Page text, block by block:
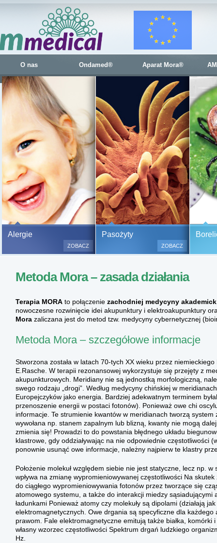
O nas Ondamed® Aparat Mora®
Alergie
Bezbolesne testy alergiczne
500 alergenów oraz zabiegi
odczulające.
(bez nakłuwania i nacinania,
ZOBACZ
Pasożyty
ZOBACZ
Metoda Mora – zasada działania
Terapia MORA to połączenie zachodniej medycyny
nowoczesne rozwinięcie idei akupunktury i elektroakupunktury
Mora zaliczana jest do metod tzw. medycyny cybernetycznej
Metoda Mora – szczegółowe informacje
Stworzona została w latach 70-tych XX wieku przez
E.Rasche. W terapii rezonansowej wykorzystuje się przejęty z
akupunkturowych. Meridiany nie są jednostką morfologiczną,
swego rodzaju „drogi”. Według medycyny chińskiej w
Europejczyków jako energia. Bardziej adekwatnym terminem
przenoszenie energii w postaci fotonów). Ponieważ owe chi
informacje. Te strumienie kwantów w meridianach tworzą
wywołana np. stanem zapalnym lub blizną, kwanty nie mogą
zmienia się! Prowadzi to do powstania błędnego układu
klastrowe, gdy oddziaływając na nie odpowiednie częstotliwości
ponownie usunąć owe informacje, należny najpierw te klastry
Położenie molekuł względem siebie nie jest statyczne, lecz np.
wpływa na zmianę wypromieniowywanej częstotliwości Na
do ciągłego wypromieniowywania fotonów przez tworzące się
atomowego systemu, a także do interakcji miedzy sąsiadującymi
ładunkami Ponieważ atomy czy molekuły są dipolami (działają
elektromagnetycznych. Owe drgania są specyficzne dla każdego
prawom. Fale elektromagnetyczne emitują także białka,
własny wzorzec częstotliwości Spektrum drgań ludzkiego
Hz.